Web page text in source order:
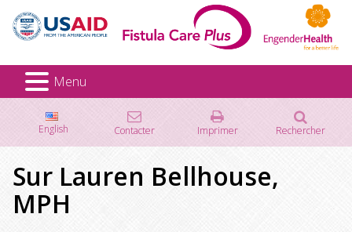
Menu
English Contacter Imprimer Rechercher
Sur Lauren Bellhouse,
MPH